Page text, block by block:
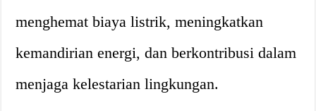
menghemat biaya listrik, meningkatkan
kemandirian energi, dan berkontribusi dalam
menjaga kelestarian lingkungan.